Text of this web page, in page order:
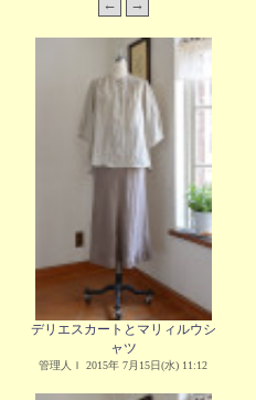
デリエスカートとマリィルウシ
ャツ
管理人Ｉ 2015年 7月15日(水) 11:12